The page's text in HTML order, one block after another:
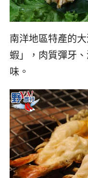
南洋地區特產的
蝦」，肉質彈牙
味。